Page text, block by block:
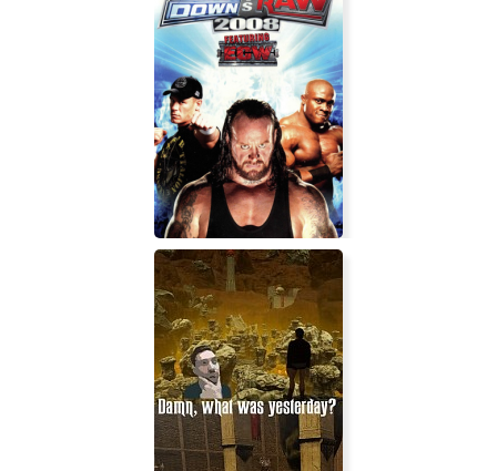
WWE SmackDown Vs. Raw 2008